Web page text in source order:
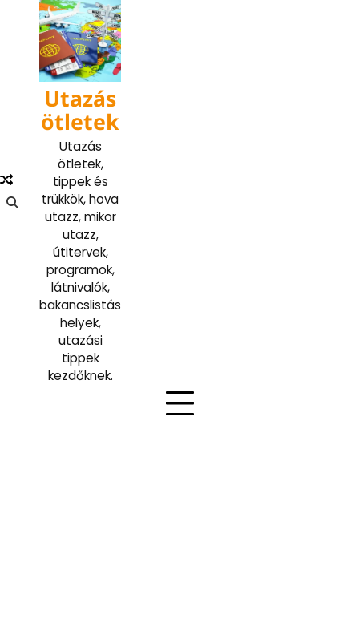
content
Utazás
ötletek
Utazás
ötletek,
tippek és
trükkök, hova
utazz, mikor
utazz,
útitervek,
programok,
látnivalók,
bakancslistás
helyek,
utazási
tippek
kezdőknek.